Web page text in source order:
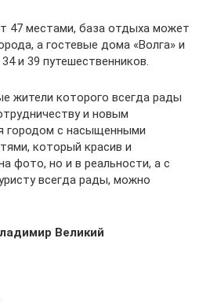
47 местами, база отдыха может
а гостевые дома «Волга» и
и 39 путешественников.
жители которого всегда рады
и новым
городом с насыщенными
который красив и
фото, но и в реальности, а с
всегда рады, можно
Великий